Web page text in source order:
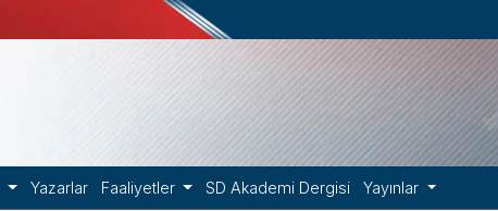
Yazarlar Faaliyetler SD Akademi Dergisi Yayınlar